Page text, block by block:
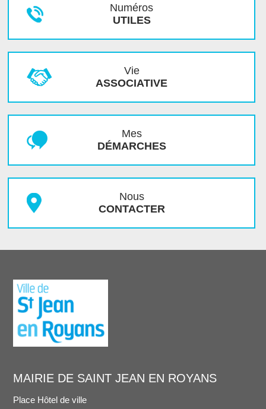
Numéros
UTILES
Vie
ASSOCIATIVE
Mes
DÉMARCHES
Nous
CONTACTER
MAIRIE DE SAINT JEAN EN ROYANS
Place Hôtel de ville